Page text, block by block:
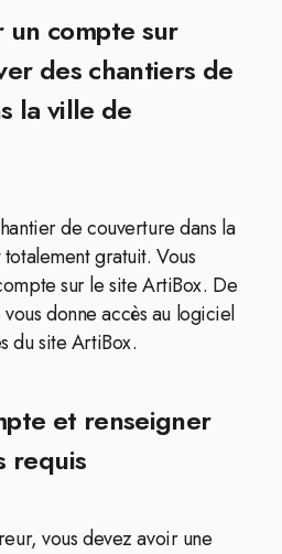
un compte sur
des chantiers de
la ville de
de couverture dans la
gratuit. Vous
sur le site ArtiBox. De
donne accès au logiciel
du site ArtiBox.
et renseigner
requis
vous devez avoir une